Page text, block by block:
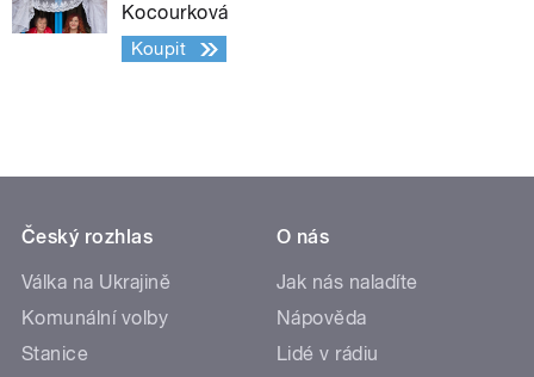
Kocourková
Koupit
Český rozhlas
Válka na Ukrajině
Komunální volby
Stanice
O nás
Jak nás naladíte
Nápověda
Lidé v rádiu